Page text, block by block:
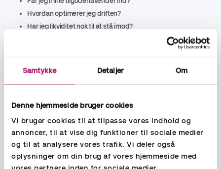
Samtykke Detaljer Om
Denne hjemmeside bruger cookies
Vi bruger cookies til at tilpasse vores indhold og
annoncer, til at vise dig funktioner til sociale medier
og til at analysere vores trafik. Vi deler også
oplysninger om din brug af vores hjemmeside med
Hvordan optimerer jeg driften?
Har jeg likviditet nok til at stå imod?